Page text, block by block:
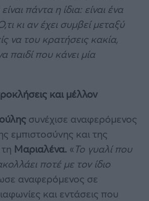
πάντα η ίδια: είναι ένα
κι αν έχει συμβεί μεταξύ
να του κρατήσεις κακία,
παιδί που κάνει μία
και μέλλον
συνέχισε αναφερόμενος
εμπιστοσύνης και της
Μαριαλένα. «Το γυαλί που
ποτέ με τον ίδιο
αναφερόμενος σε
και εντάσεις που